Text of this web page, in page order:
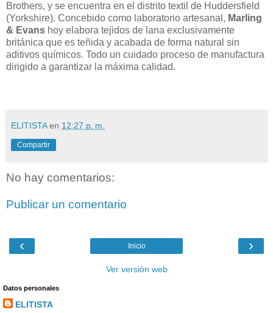
Brothers, y se encuentra en el distrito textil de Huddersfield
(Yorkshire). Concebido como laboratorio artesanal, Marling
& Evans hoy elabora tejidos de lana exclusivamente
británica que es teñida y acabada de forma natural sin
aditivos químicos. Todo un cuidado proceso de manufactura
dirigido a garantizar la máxima calidad.
ELITISTA en 12:27 p. m.
Compartir
No hay comentarios:
Publicar un comentario
‹ ›
Inicio
Ver versión web
Datos personales
ELITISTA